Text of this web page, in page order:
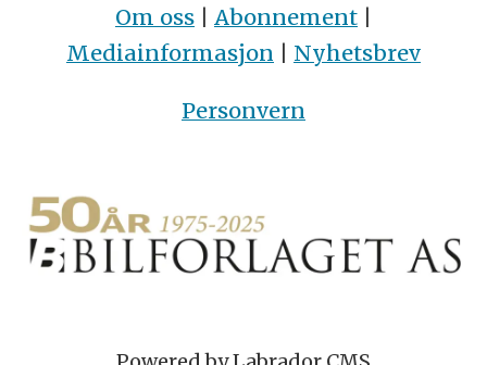
Om oss | Abonnement |
Mediainformasjon | Nyhetsbrev
Personvern